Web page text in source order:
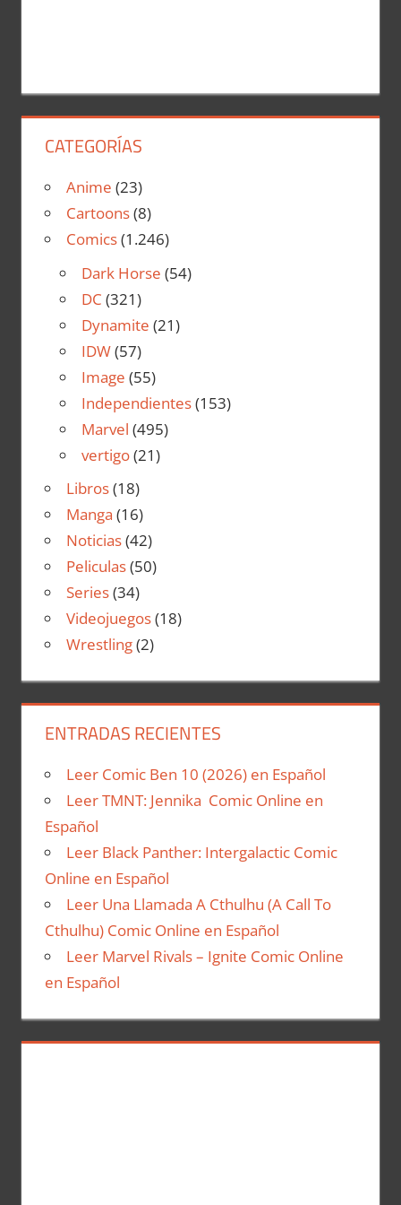
CATEGORÍAS
Anime (23)
Cartoons(8)
Comics(1.246)
Dark Horse (54)
DC (321)
Dynamite (21)
IDW(57)
Image (55)
Independientes(153)
Marvel (495)
vertigo(21)
Libros(18)
Manga (16)
Noticias(42)
Peliculas(50)
Series(34)
Videojuegos(18)
Wrestling(2)
ENTRADAS RECIENTES
Leer Comic Ben 10 (2026) en Español
Leer TMNT: Jennika Comic Online en
Español
Leer Black Panther: Intergalactic Comic
Online en Español
Leer Una Llamada A Cthulhu (A Call To
Cthulhu) Comic Online en Español
Leer Marvel Rivals – Ignite Comic Online
en Español